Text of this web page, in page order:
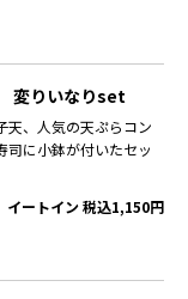
変りいなりset
天、人気の天ぷらコン
司に小鉢が付いたセッ
イートイン 税込1,150円